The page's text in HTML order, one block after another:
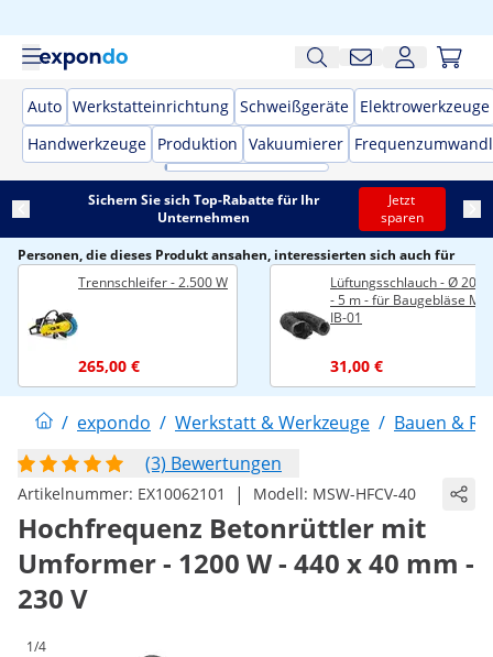
Auto Werkstatteinrichtung Schweißgeräte Elektrowerkzeuge
Handwerkzeuge Produktion Vakuumierer
Sichern Sie sich Top-Rabatte für Ihr
Unternehmen
Jetzt
sparen
Personen, die dieses Produkt ansahen, interessierten sich auch für
Trennschleifer - 2.500 W
265,00 €
Lüftungsschlauch - Ø 200
- 5 m - für Baugebläse
IB-01
31,00 €
/ expondo / Werkstatt & Werkzeuge / Bauen &
(3) Bewertungen
Artikelnummer: EX10062101 | Modell: MSW-HFCV-40
Hochfrequenz Betonrüttler mit
Umformer - 1200 W - 440 x 40 mm -
230 V
1/4